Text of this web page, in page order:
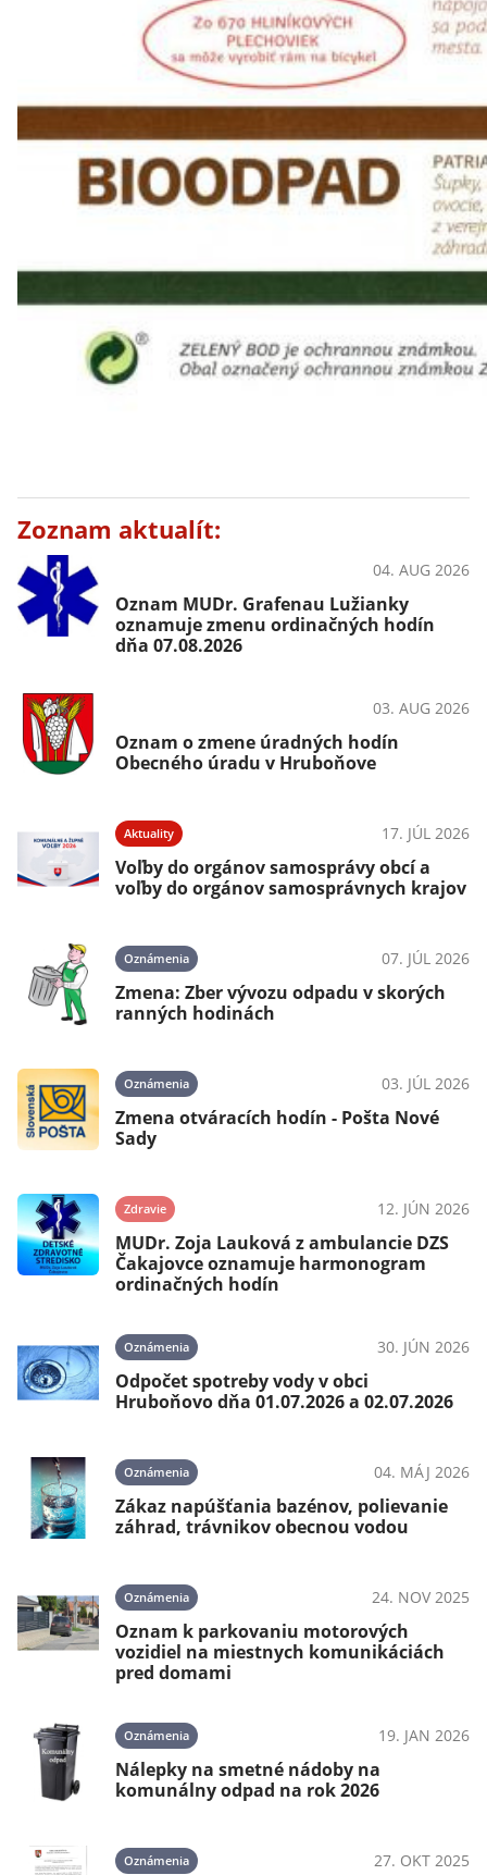
Zoznam aktualít:
04. AUG 2026
Oznam MUDr. Grafenau Lužianky
oznamuje zmenu ordinačných hodín
dňa 07.08.2026
03. AUG 2026
Oznam o zmene úradných hodín
Obecného úradu v Hruboňove
Aktuality 17. JÚL 2026
Voľby do orgánov samosprávy obcí a
voľby do orgánov samosprávnych krajov
Oznámenia 07. JÚL 2026
Zmena: Zber vývozu odpadu v skorých
ranných hodinách
Oznámenia 03. JÚL 2026
Zmena otváracích hodín - Pošta Nové
Sady
Zdravie 12. JÚN 2026
MUDr. Zoja Lauková z ambulancie DZS
Čakajovce oznamuje harmonogram
ordinačných hodín
Oznámenia 30. JÚN 2026
Odpočet spotreby vody v obci
Hruboňovo dňa 01.07.2026 a 02.07.2026
Oznámenia 04. MÁJ 2026
Zákaz napúšťania bazénov, polievanie
záhrad, trávnikov obecnou vodou
Oznámenia 24. NOV 2025
Oznam k parkovaniu motorových
vozidiel na miestnych komunikáciách
pred domami
Oznámenia 19. JAN 2026
Nálepky na smetné nádoby na
komunálny odpad na rok 2026
Oznámenia 27. OKT 2025